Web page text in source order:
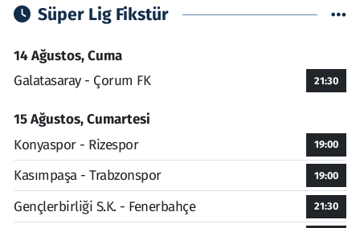
Süper Lig Fikstür
14 Ağustos, Cuma
Galatasaray - Çorum FK
21:30
15 Ağustos, Cumartesi
Konyaspor - Rizespor
19:00
Kasımpaşa - Trabzonspor 19:00
Gençlerbirliği S.K. - Fenerbahçe 21:30